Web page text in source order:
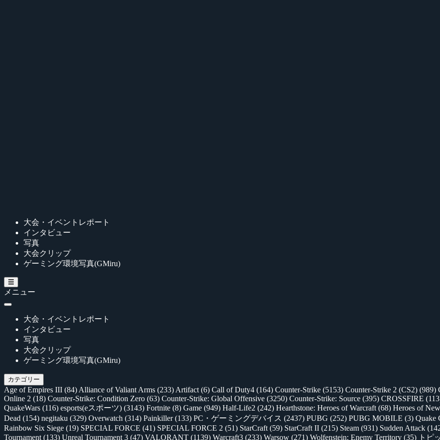
大会・イベントレポート
インタビュー
写真
大会クリップ
ゲーミング環境写真(GMiru)
メニュー
大会・イベントレポート
インタビュー
写真
大会クリップ
ゲーミング環境写真(GMiru)
カテゴリー
Age of Empires III (84) Alliance of Valiant Arms (233) Artifact (6) Call of Duty4 (164) Counter-Strike (5153) Counter-Strike 2 (CS2) (989)
Online 2 (18) Counter-Strike: Condition Zero (63) Counter-Strike: Global Offensive (3250) Counter-Strike: Source (395) CROSSFIRE
QuakeWars (116) esports(eスポーツ) (3143) Fortnite (8) Game (949) Half-Life2 (242) Hearthstone: Heroes of Warcraft (68) Heroes of
Dead (154) negitaku (329) Overwatch (314) Painkiller(133) PC・ゲーミングデバイス (2437) PUBG (252) PUBG MOBILE (3) Quake
Rainbow Six Siege (19) SPECIAL FORCE (41) SPECIAL FORCE 2 (51) StarCraft (59) StarCraft II (215) Steam (931) Sudden Attack
Tournament (133) Unreal Tournament 3 (47) VALORANT (1139) Warcraft3 (233) Warsow (271) Wolfenstein: Enemy Territory (35) トピ